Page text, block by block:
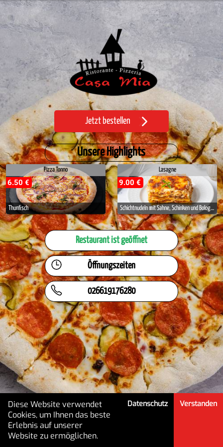
Jetzt bestellen
Unsere Highlights
6.50 €
Pizza Tonno
Thunfisch
9.00 €
Lasagne
Schichtnudeln mit Sahne, Schinken und Bolognesesoße -hausgemacht-
Restaurant ist geöffnet
Öffnungszeiten
026619176280
HOME MENÜ
Diese Website verwendet
Cookies, um Ihnen das beste
Erlebnis auf unserer
Website zu ermöglichen.
Datenschutz Verstanden